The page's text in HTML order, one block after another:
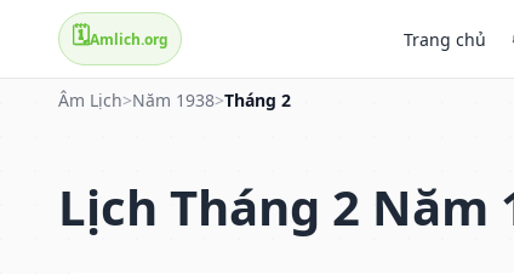
🗓️Amlich.org Trang chủ
Âm Lịch>Năm 1938>Tháng 2
Lịch Tháng 2 Năm